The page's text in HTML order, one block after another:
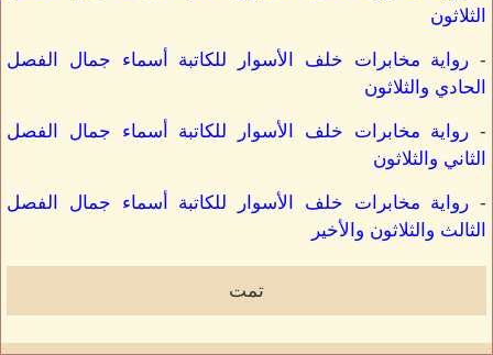
الثلاثون
- رواية مخابرات خلف الأسوار للكاتبة أسماء جمال الفصل
الحادي والثلاثون
- رواية مخابرات خلف الأسوار للكاتبة أسماء جمال الفصل
الثاني والثلاثون
- رواية مخابرات خلف الأسوار للكاتبة أسماء جمال الفصل
الثالث والثلاثون والأخير
تمت